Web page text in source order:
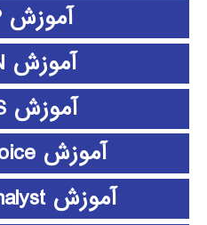
آموزش EMTP
آموزش ePLAN
آموزش ETABS
آموزش expert choice
آموزش Frontier Analyst